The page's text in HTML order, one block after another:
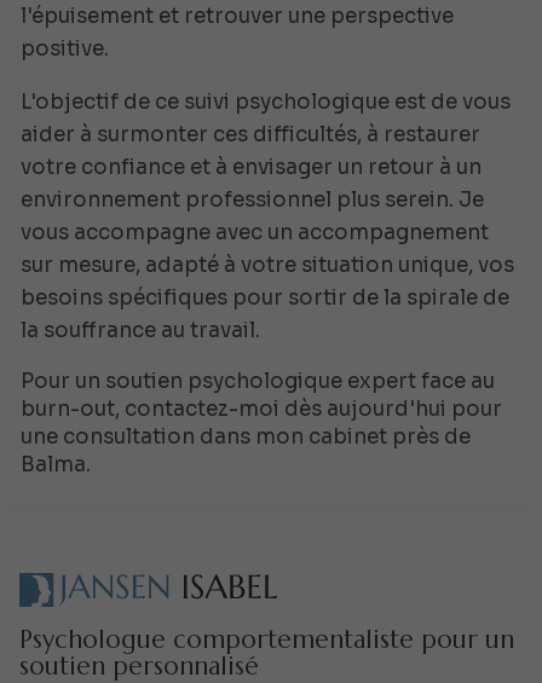
l'épuisement et retrouver une perspective
positive.
L'objectif de ce suivi psychologique est de vous
aider à surmonter ces difficultés, à restaurer
votre confiance et à envisager un retour à un
environnement professionnel plus serein. Je
vous accompagne avec un accompagnement
sur mesure, adapté à votre situation unique, vos
besoins spécifiques pour sortir de la spirale de
la souffrance au travail.
Pour un soutien psychologique expert face au
burn-out, contactez-moi dès aujourd'hui pour
une consultation dans mon cabinet près de
Balma.
Psychologue comportementaliste pour un
soutien personnalisé